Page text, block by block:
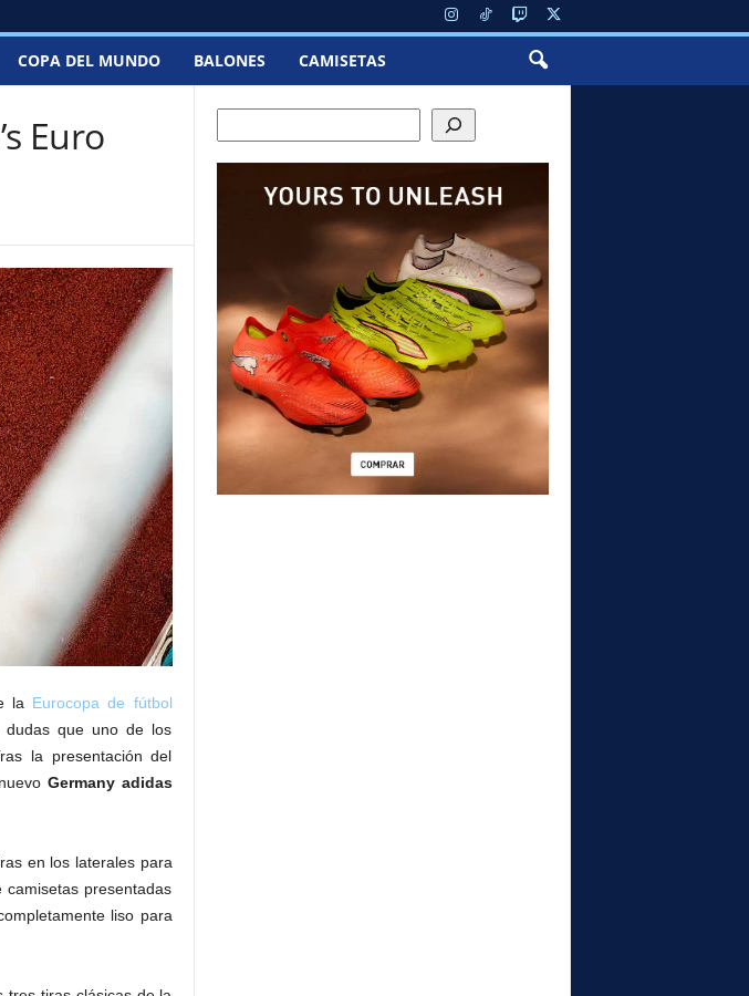
COPA DEL MUNDO BALONES CAMISETAS
Euro
la Eurocopa de fútbol
dudas que uno de los
la presentación del
Germany adidas
en los laterales para
presentadas
liso para